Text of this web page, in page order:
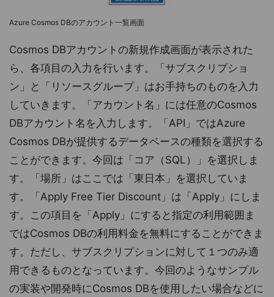
Azure Cosmos DBのアカウント一覧画面
Cosmos DBアカウントの新規作成画面が表示された
ら、各項目の入力を行います。「サブスクリプショ
ン」と「リソースグループ」はお手持ちのものを入力
していきます。「アカウント名」には任意のCosmos
DBアカウント名を入力します。「API」ではAzure
Cosmos DBが提供するデータベースの種類を選択する
ことができます。今回は「コア（SQL）」を選択しま
す。「場所」はここでは「東日本」を選択していま
す。「Apply Free Tier Discount」は「Apply」にしま
す。この項目を「Apply」にすると指定の利用範囲ま
ではCosmos DBの利用料金を無料にすることができま
す。ただし、サブスクリプションに対して１つのみ適
用できるものとなっています。今回のようなサンプル
の実装や開発時にCosmos DBを使用したい場合などに